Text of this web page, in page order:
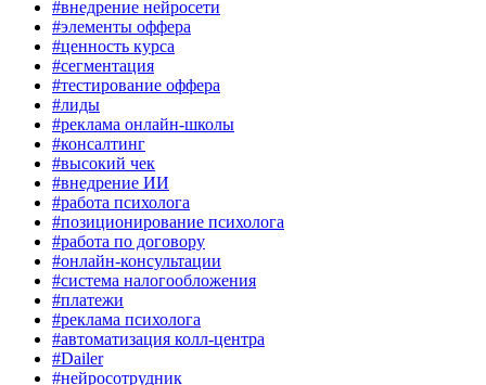
#внедрение нейросети
#элементы оффера
#ценность курса
#сегментация
#тестирование оффера
#лиды
#реклама онлайн-школы
#консалтинг
#высокий чек
#внедрение ИИ
#работа психолога
#позиционирование психолога
#работа по договору
#онлайн-консультации
#система налогообложения
#платежи
#реклама психолога
#автоматизация колл-центра
#Dailer
#нейросотрудник